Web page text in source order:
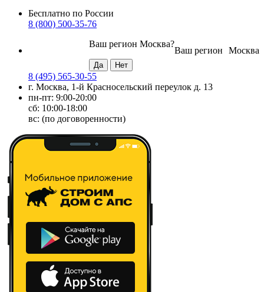
Бесплатно по России
8 (800) 500-35-76
Москва
Ваш регион
Ваш регион Москва?
8 (495) 565-30-55
г. Москва, 1-й Красносельский переулок д. 13
пн-пт: 9:00-20:00
сб: 10:00-18:00
вс: (по договоренности)